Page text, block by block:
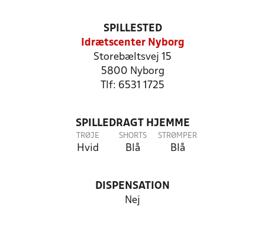
SPILLESTED
Idrætscenter Nyborg
Storebæltsvej 15
5800 Nyborg
Tlf: 6531 1725
SPILLEDRAGT HJEMME
TRØJE
Hvid
SHORTS
Blå
STRØMPER
Blå
DISPENSATION
Nej